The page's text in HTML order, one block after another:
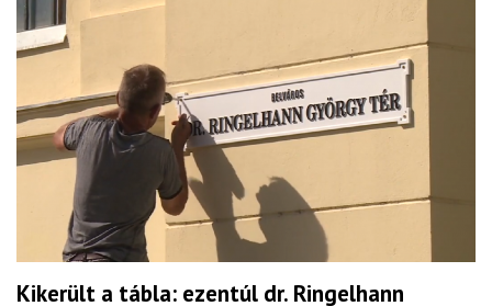
Kikerült a tábla: ezentúl dr. Ringelhann